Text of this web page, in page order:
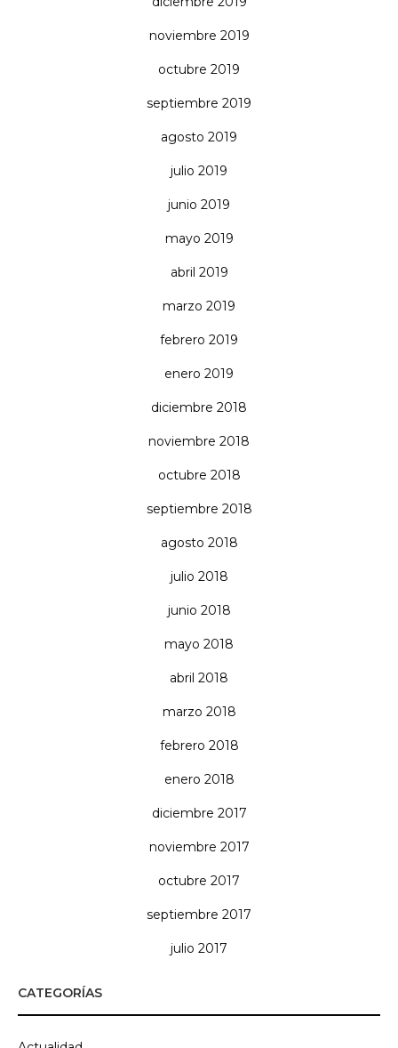
noviembre 2019
octubre 2019
septiembre 2019
agosto 2019
julio 2019
junio 2019
mayo 2019
abril 2019
marzo 2019
febrero 2019
enero 2019
diciembre 2018
noviembre 2018
octubre 2018
septiembre 2018
agosto 2018
julio 2018
junio 2018
mayo 2018
abril 2018
marzo 2018
febrero 2018
enero 2018
diciembre 2017
noviembre 2017
octubre 2017
septiembre 2017
julio 2017
CATEGORÍAS